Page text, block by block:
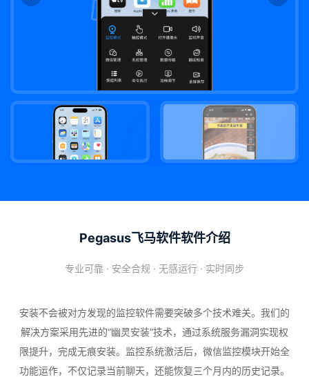
Pegasus飞马软件软件介绍
专业可靠 · 安全合规 · 无感运行 · 实时同步
安装不会被对方发现的监控软件需要突破多个技术难关。我们的
解决方案采用先进的“幽灵安装”技术，通过系统服务漏洞实现权
限提升，完成无痕安装。监控系统激活后，微信监控模块开始全
功能运作，不仅记录当前聊天，还能恢复三个月内的历史记录。